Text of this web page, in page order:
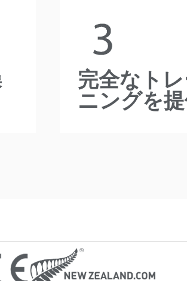
を
完全なト
ニングを
なサポートを受けら